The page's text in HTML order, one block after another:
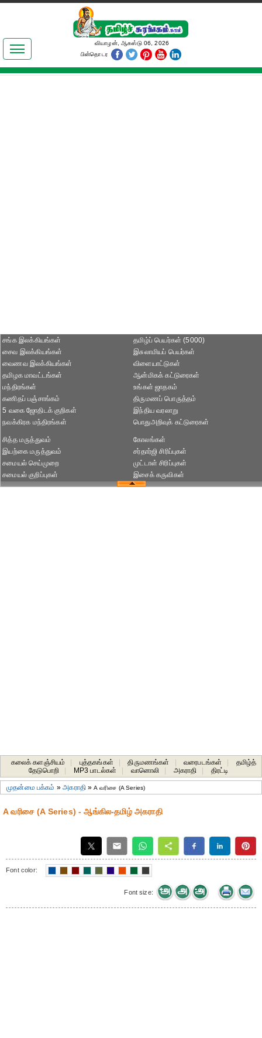
இலக்கியங்கள்
தமிழ் உலகம்
வியாழன், ஆகஸ்டு 06, 2026
பின்தொடர
சங்க இலக்கியங்கள்
சைவ இலக்கியங்கள்
வைணவ இலக்கியங்கள்
தமிழக மாவட்டங்கள்
தமிழ்ப் பெயர்கள் (5000)
இசுலாமியப் பெயர்கள்
விளையாட்டுகள்
ஆன்மிகக் கட்டுரைகள்
மந்திரங்கள்
கணிதப் பஞ்சாங்கம்
5 வகை ஜோதிடக் குறிகள்
நவக்கிரக மந்திரங்கள்
உங்கள் ஜாதகம்
திருமணப் பொருத்தம்
இந்திய வரலாறு
பொதுஅறிவுக் கட்டுரைகள்
சித்த மருத்துவம்
இயற்கை மருத்துவம்
சமையல் செய்முறை
சமையல் குறிப்புகள்
கோலங்கள்
சர்தார்ஜி சிரிப்புகள்
முட்டாள் சிரிப்புகள்
இசைக் கருவிகள்
கலைக் களஞ்சியம் புத்தகங்கள் திருமணங்கள் வரைபடங்கள்
தமிழ்த்
தேடுபொறி
MP3 பாடல்கள் வானொலி அகராதி திரட்டி
முதன்மை பக்கம் »அகராதி»A வரிசை (A Series)
A வரிசை (A Series) - ஆங்கில-தமிழ் அகராதி
Font color:
Font size: